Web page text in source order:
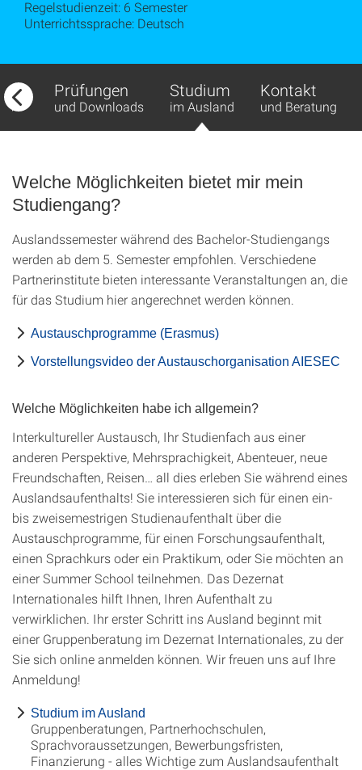
Regelstudienzeit: 6 Semester
Unterrichtssprache: Deutsch
Prüfungen
und Downloads
Studium
im Ausland
Kontakt
und Beratung
Welche Möglichkeiten bietet mir mein
Studiengang?
Auslandssemester während des Bachelor-Studiengangs
werden ab dem 5. Semester empfohlen. Verschiedene
Partnerinstitute bieten interessante Veranstaltungen an, die
für das Studium hier angerechnet werden können.
Austauschprogramme (Erasmus)
Vorstellungsvideo der Austauschorganisation AIESEC
Welche Möglichkeiten habe ich allgemein?
Interkultureller Austausch, Ihr Studienfach aus einer
anderen Perspektive, Mehrsprachigkeit, Abenteuer, neue
Freundschaften, Reisen… all dies erleben Sie während eines
Auslandsaufenthalts! Sie interessieren sich für einen ein-
bis zweisemestrigen Studienaufenthalt über die
Austauschprogramme, für einen Forschungsaufenthalt,
einen Sprachkurs oder ein Praktikum, oder Sie möchten an
einer Summer School teilnehmen. Das Dezernat
Internationales hilft Ihnen, Ihren Aufenthalt zu
verwirklichen. Ihr erster Schritt ins Ausland beginnt mit
einer Gruppenberatung im Dezernat Internationales, zu der
Sie sich online anmelden können. Wir freuen uns auf Ihre
Anmeldung!
Studium im Ausland
Gruppenberatungen, Partnerhochschulen,
Sprachvoraussetzungen, Bewerbungsfristen,
Finanzierung - alles Wichtige zum Auslandsaufenthalt